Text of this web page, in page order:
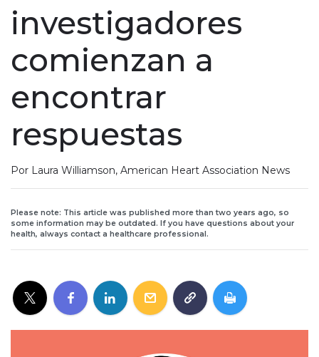
investigadores
comienzan a
encontrar
respuestas
Por Laura Williamson, American Heart Association News
Please note: This article was published more than two years ago, so
some information may be outdated. If you have questions about your
health, always contact a healthcare professional.